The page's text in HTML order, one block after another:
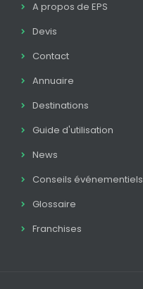
A propos de EPS
Devis
Contact
Annuaire
Destinations
Guide d'utilisation
News
Conseils événementiels
Glossaire
Franchises